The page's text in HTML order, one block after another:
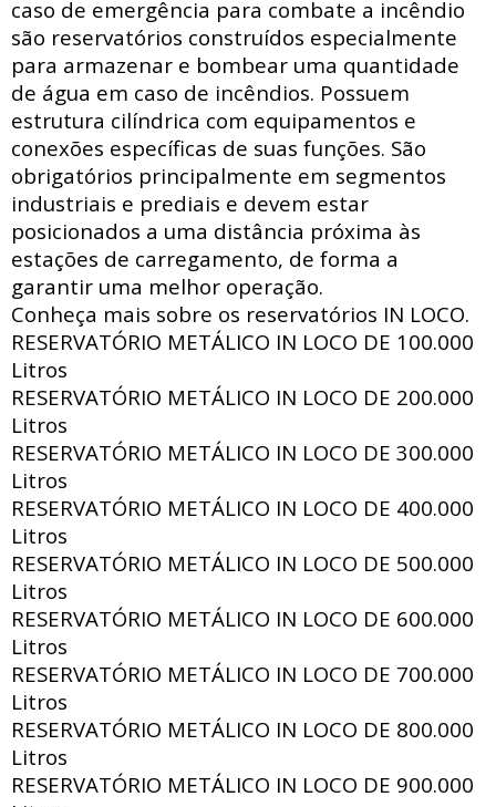
caso de emergência para combate a incêndio
são reservatórios construídos especialmente
para armazenar e bombear uma quantidade
de água em caso de incêndios. Possuem
estrutura cilíndrica com equipamentos e
conexões específicas de suas funções. São
obrigatórios principalmente em segmentos
industriais e prediais e devem estar
posicionados a uma distância próxima às
estações de carregamento, de forma a
garantir uma melhor operação.
Conheça mais sobre os reservatórios IN LOCO.
RESERVATÓRIO METÁLICO IN LOCO DE 100.000
Litros
RESERVATÓRIO METÁLICO IN LOCO DE 200.000
Litros
RESERVATÓRIO METÁLICO IN LOCO DE 300.000
Litros
RESERVATÓRIO METÁLICO IN LOCO DE 400.000
Litros
RESERVATÓRIO METÁLICO IN LOCO DE 500.000
Litros
RESERVATÓRIO METÁLICO IN LOCO DE 600.000
Litros
RESERVATÓRIO METÁLICO IN LOCO DE 700.000
Litros
RESERVATÓRIO METÁLICO IN LOCO DE 800.000
Litros
RESERVATÓRIO METÁLICO IN LOCO DE 900.000